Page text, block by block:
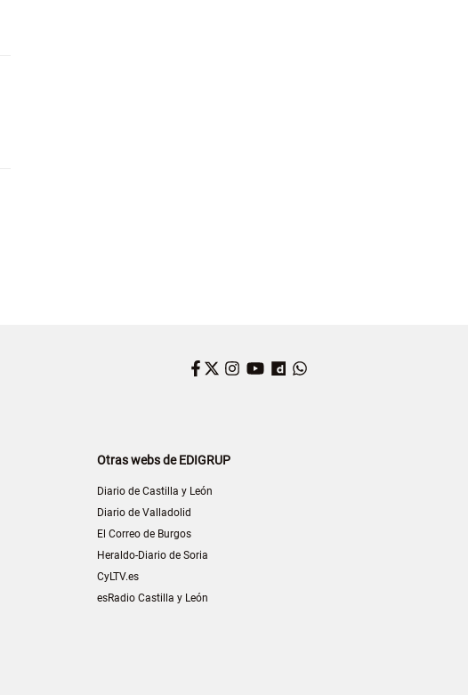
Facebook
Twitter
Instagram
YouTube
Dailymotion
Otras webs de EDIGRUP
Diario de Castilla y León
Diario de Valladolid
El Correo de Burgos
Heraldo-Diario de Soria
CyLTV.es
esRadio Castilla y León